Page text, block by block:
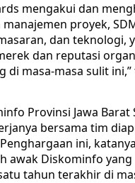
mengakui dan
proyek,
dan teknologi,
dan reputasi
di masa-masa sulit
Provinsi Jawa Barat
bersama tim
ini,
awak Diskominfo
tahun terakhir di